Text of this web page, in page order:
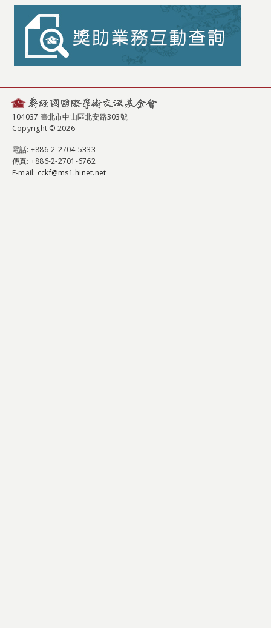
104037 臺北市中山區北安路303號
Copyright © 2026
電話: +886-2-2704-5333
傳真: +886-2-2701-6762
E-mail: cckf@ms1.hinet.net